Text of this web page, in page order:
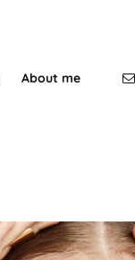
About me